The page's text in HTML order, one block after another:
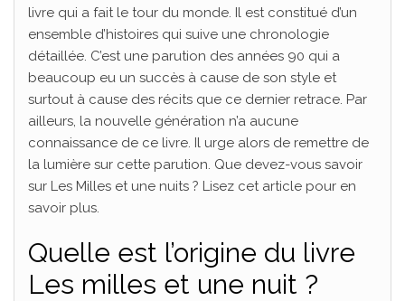
livre qui a fait le tour du monde. Il est constitué d’un
ensemble d’histoires qui suive une chronologie
détaillée. C’est une parution des années 90 qui a
beaucoup eu un succès à cause de son style et
surtout à cause des récits que ce dernier retrace. Par
ailleurs, la nouvelle génération n’a aucune
connaissance de ce livre. Il urge alors de remettre de
la lumière sur cette parution. Que devez-vous savoir
sur Les Milles et une nuits ? Lisez cet article pour en
savoir plus.
Quelle est l’origine du livre
Les milles et une nuit ?